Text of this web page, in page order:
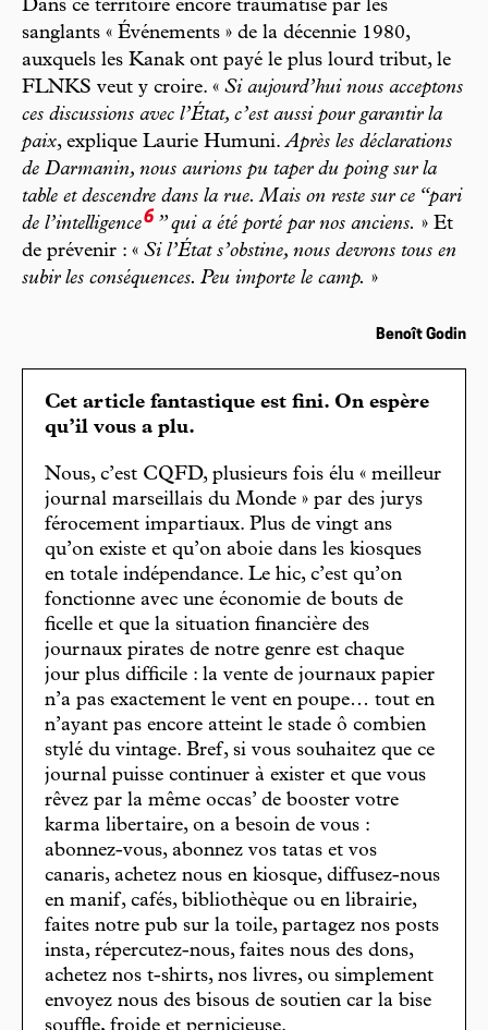
Dans ce territoire encore traumatisé par les
sanglants « Événements » de la décennie 1980,
auxquels les Kanak ont payé le plus lourd tribut, le
FLNKS veut y croire. « Si aujourd’hui nous acceptons
ces discussions avec l’État, c’est aussi pour garantir la
paix, explique Laurie Humuni.Après les déclarations
de Darmanin, nous aurions pu taper du poing sur la
table et descendre dans la rue. Mais on reste sur ce “pari
de l’intelligence6 ” qui a été porté par nos anciens. » Et
de prévenir : « Si l’État s’obstine, nous devrons tous en
subir les conséquences. Peu importe le camp. »
Benoît Godin
Cet article fantastique est fini. On espère
qu’il vous a plu.
Nous, c’est CQFD, plusieurs fois élu « meilleur
journal marseillais du Monde » par des jurys
férocement impartiaux. Plus de vingt ans
qu’on existe et qu’on aboie dans les kiosques
en totale indépendance. Le hic, c’est qu’on
fonctionne avec une économie de bouts de
ficelle et que la situation financière des
journaux pirates de notre genre est chaque
jour plus difficile : la vente de journaux papier
n’a pas exactement le vent en poupe… tout en
n’ayant pas encore atteint le stade ô combien
stylé du vintage. Bref, si vous souhaitez que ce
journal puisse continuer à exister et que vous
rêvez par la même occas’ de booster votre
karma libertaire, on a besoin de vous :
abonnez-vous, abonnez vos tatas et vos
canaris, achetez nous en kiosque, diffusez-nous
en manif, cafés, bibliothèque ou en librairie,
faites notre pub sur la toile, partagez nos posts
insta, répercutez-nous, faites nous des dons,
achetez nos t-shirts, nos livres, ou simplement
envoyez nous des bisous de soutien car la bise